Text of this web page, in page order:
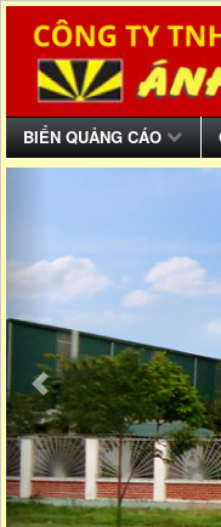
BIỂN QUẢNG CÁO